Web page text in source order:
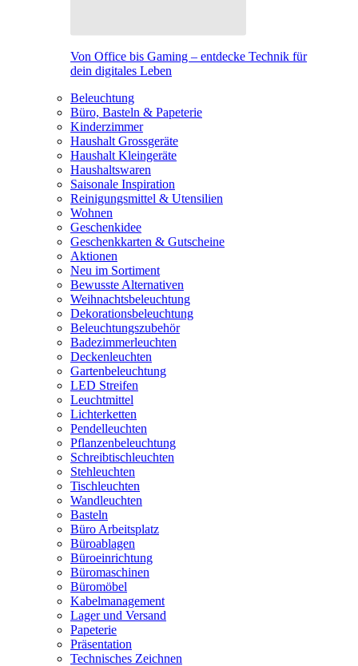
Von Office bis Gaming – entdecke Technik für
dein digitales Leben
Beleuchtung
Büro, Basteln & Papeterie
Kinderzimmer
Haushalt Grossgeräte
Haushalt Kleingeräte
Haushaltswaren
Saisonale Inspiration
Reinigungsmittel & Utensilien
Wohnen
Geschenkidee
Geschenkkarten & Gutscheine
Aktionen
Neu im Sortiment
Bewusste Alternativen
Weihnachtsbeleuchtung
Dekorationsbeleuchtung
Beleuchtungszubehör
Badezimmerleuchten
Deckenleuchten
Gartenbeleuchtung
LED Streifen
Leuchtmittel
Lichterketten
Pendelleuchten
Pflanzenbeleuchtung
Schreibtischleuchten
Stehleuchten
Tischleuchten
Wandleuchten
Basteln
Büro Arbeitsplatz
Büroablagen
Büroeinrichtung
Büromaschinen
Büromöbel
Kabelmanagement
Lager und Versand
Papeterie
Präsentation
Technisches Zeichnen